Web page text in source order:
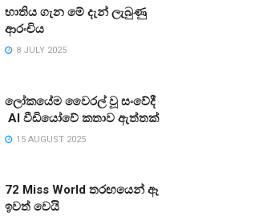
භාතිය ගැන මේ දැන් ලැබුණු
ආරංචිය
8 JULY 2025
ලෝකයේම වෛරල් වූ සංවේදී
AI වීඩියෝවේ කතාව ඇත්තක්
15 AUGUST 2025
72 Miss World තරඟයෙන් ඈ
ඉවත් වෙයි